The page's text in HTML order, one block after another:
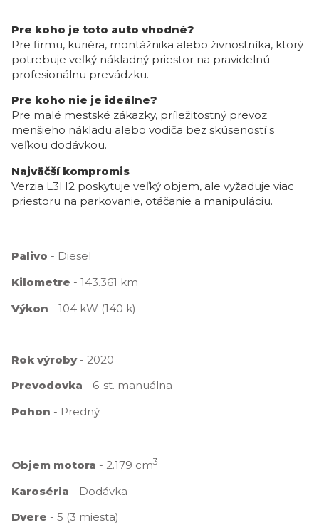
Pre koho je toto auto vhodné?
Pre firmu, kuriéra, montážnika alebo živnostníka, ktorý
potrebuje veľký nákladný priestor na pravidelnú
profesionálnu prevádzku.
Pre koho nie je ideálne?
Pre malé mestské zákazky, príležitostný prevoz
menšieho nákladu alebo vodiča bez skúseností s
veľkou dodávkou.
Najväčší kompromis
Verzia L3H2 poskytuje veľký objem, ale vyžaduje viac
priestoru na parkovanie, otáčanie a manipuláciu.
Palivo - Diesel
Kilometre - 143.361 km
Výkon - 104 kW (140 k)
Rok výroby - 2020
Prevodovka - 6-st. manuálna
Pohon - Predný
Objem motora - 2.179 cm3
Karoséria - Dodávka
Dvere - 5 (3 miesta)